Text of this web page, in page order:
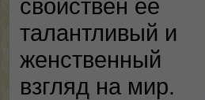
свойствен ее
талантливый и
женственный
взгляд на мир.